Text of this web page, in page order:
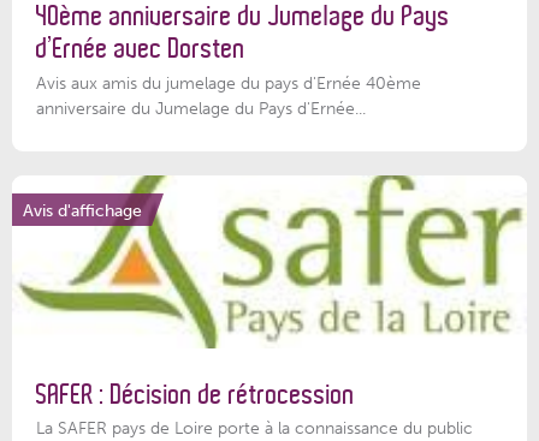
40ème anniversaire du Jumelage du Pays
d’Ernée avec Dorsten
Avis aux amis du jumelage du pays d'Ernée 40ème
anniversaire du Jumelage du Pays d'Ernée...
Avis d'affichage
SAFER : Décision de rétrocession
La SAFER pays de Loire porte à la connaissance du public